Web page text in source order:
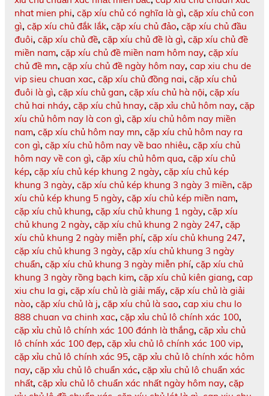
nhat mien phi, cặp xíu chủ có nghĩa là gì, cặp xíu chủ con
gì, cặp xíu chủ đắk lắk, cặp xíu chủ đảo, cặp xíu chủ đầu
đuôi, cặp xíu chủ đề, cặp xíu chủ đề là gì, cặp xíu chủ đề
miền nam, cặp xíu chủ đề miền nam hôm nay, cặp xíu
chủ đề mn, cặp xíu chủ đề ngày hôm nay, cap xiu chu de
vip sieu chuan xac, cặp xíu chủ đồng nai, cặp xíu chủ
đuôi là gì, cặp xíu chủ gan, cặp xíu chủ hà nội, cặp xíu
chủ hai nháy, cặp xíu chủ hnay, cặp xỉu chủ hôm nay, cặp
xíu chủ hôm nay là con gì, cặp xíu chủ hôm nay miền
nam, cặp xíu chủ hôm nay mn, cặp xíu chủ hôm nay ra
con gì, cặp xíu chủ hôm nay về bao nhiêu, cặp xíu chủ
hôm nay về con gì, cặp xíu chủ hôm qua, cặp xíu chủ
kép, cặp xíu chủ kép khung 2 ngày, cặp xíu chủ kép
khung 3 ngày, cặp xíu chủ kép khung 3 ngày 3 miền, cặp
xíu chủ kép khung 5 ngày, cặp xíu chủ kép miền nam,
cặp xíu chủ khung, cặp xíu chủ khung 1 ngày, cặp xíu
chủ khung 2 ngày, cặp xíu chủ khung 2 ngày 247, cặp
xíu chủ khung 2 ngày miễn phí, cặp xíu chủ khung 247,
cặp xíu chủ khung 3 ngày, cặp xíu chủ khung 3 ngày
chuẩn, cặp xíu chủ khung 3 ngày miễn phí, cặp xíu chủ
khung 3 ngày rồng bạch kim, cặp xíu chủ kiên giang, cap
xiu chu la gi, cặp xíu chủ là giải mấy, cặp xíu chủ là giải
nào, cặp xíu chủ là j, cặp xíu chủ là sao, cap xiu chu lo
888 chuan va chinh xac, cặp xỉu chủ lô chính xác 100,
cặp xỉu chủ lô chính xác 100 đánh là thắng, cặp xỉu chủ
lô chính xác 100 đẹp, cặp xỉu chủ lô chính xác 100 vip,
cặp xỉu chủ lô chính xác 95, cặp xỉu chủ lô chính xác hôm
nay, cặp xỉu chủ lô chuẩn xác, cặp xỉu chủ lô chuẩn xác
nhất, cặp xỉu chủ lô chuẩn xác nhất ngày hôm nay, cặp